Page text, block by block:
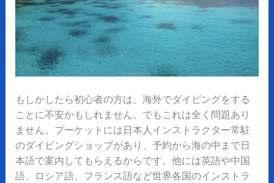
もしかしたら初心者の方は、海外でダイビングをする
ことに不安かもしれません。でもこれは全く問題あり
ません。プーケットには日本人インストラクター常駐
のダイビングショップがあり、予約から海の中まで日
本語で案内してもらえるからです。他には英語や中国
語、ロシア語、フランス語など世界各国のインストラ